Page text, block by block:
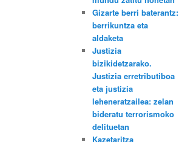
Gizarte berri baterantz:
berrikuntza eta
aldaketa
Justizia
bizikidetzarako.
Justizia erretributiboa
eta justizia
leheneratzailea: zelan
bideratu terrorismoko
delituetan
Kazetaritza